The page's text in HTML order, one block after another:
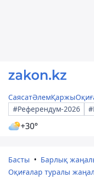
СаясатӘлемҚаржы
#Референдум-2026
+30°
Басты
Барлық
Оқиғалар туралы